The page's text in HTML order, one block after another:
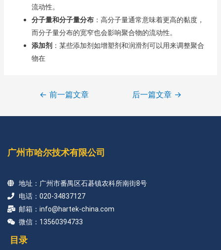
流动性。
分子量和分子量分布：高分子量通常意味着更高的黏度，
而分子量分布的宽窄也会影响聚合物的流动性。
添加剂：某些添加剂如增塑剂和润滑剂可以用来调整聚合
物在
← 前一篇文章 后一篇文章 →
广州市哈尔技术有限公司
地址：广州市番禺区石碁镇农科所南街8号
电话：020-34837127
邮箱：info@hartek-china.com
微信：13560394733
目录